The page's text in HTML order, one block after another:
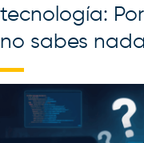
tecnología:
no sabes